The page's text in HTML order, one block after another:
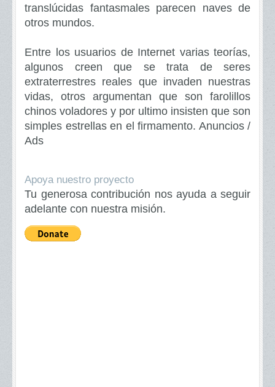
translúcidas fantasmales parecen naves de
otros mundos.
Entre los usuarios de Internet varias teorías,
algunos creen que se trata de seres
extraterrestres reales que invaden nuestras
vidas, otros argumentan que son farolillos
chinos voladores y por ultimo insisten que son
simples estrellas en el firmamento. Anuncios /
Ads
Apoya nuestro proyecto
Tu generosa contribución nos ayuda a seguir
adelante con nuestra misión.